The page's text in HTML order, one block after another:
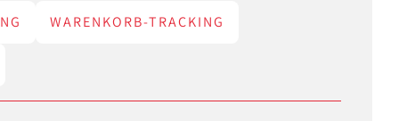
WARENKORB-TRACKING